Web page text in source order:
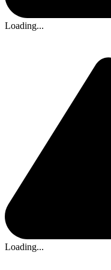
Loading...
Loading...